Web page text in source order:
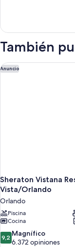
También
Anuncio
Sheraton Vistana
Vista/Orlando
Orlando
Piscina
Cocina
9.2
de
9,2 Magnífico
6.372 opiniones
Sheraton Vistana